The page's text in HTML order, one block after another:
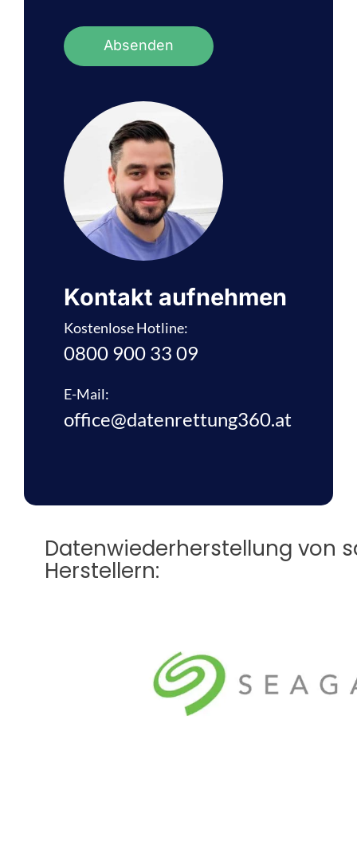
Absenden
Kontakt aufnehmen
Kostenlose Hotline:
0800 900 33 09
E-Mail:
office@datenrettung360.at
Datenwiederherstellung von
Herstellern: